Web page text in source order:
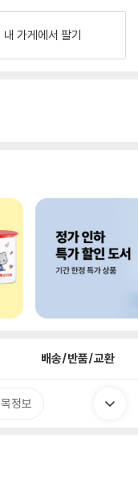
내 가게에서 팔기
배송/반품/교환
정보